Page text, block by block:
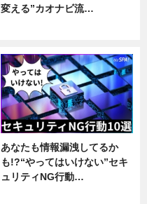
変える”カオナビ流…
あなたも情報漏洩してるか
も!?“やってはいけない”セキ
ュリティNG行動…